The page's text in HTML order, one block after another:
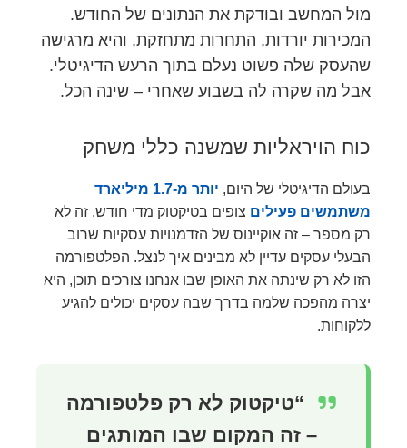
מול המחשב ובודקת את הנתונים של החודש.
המכירות יורדות, התחרות מתחזקת, והיא מרגישה
שהעסק שלה פשוט נעלם בתוך הרעש הדיגיטלי.
אבל מה שקרה לה בשבוע שאחרי – שינה הכל.
כוח הויראליות שמשנה כללי משחק
בעולם הדיגיטלי של היום,
יותר מ-1.7 מיליארד
משתמשים פעילים צופים בטיקטוק מדי חודש. זה לא
רק מספר – זה אוקיינוס של הזדמנויות עסקיות שרוב
הבעלי עסקים עדיין לא מבינים איך לנצל. הפלטפורמה
הזו לא רק שינתה את האופן שבו אנחנו צורכים תוכן, היא
יצרה מהפכה שלמה בדרך שבה עסקים יכולים להגיע
ללקוחות.
“טיקטוק לא רק פלטפורמה
– זה המקום שבו המותגים